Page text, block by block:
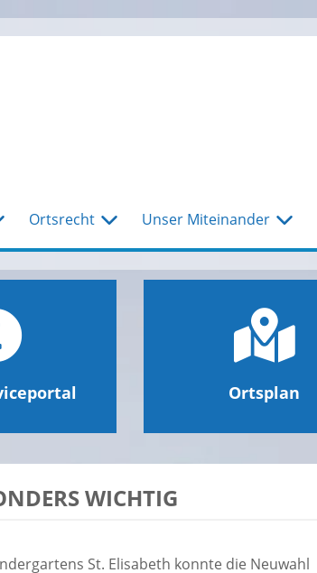
Ortsrecht Unser Miteinander
Ortsplan
WICHTIG
St. Elisabeth konnte die Neuwahl